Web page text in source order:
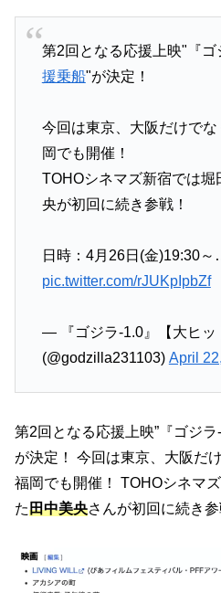
第2回となる応援上映"『ゴ
援乗船"が決定！
今回は東京、大阪だけで
岡でも開催！
TOHOシネマズ新宿では堀
央が初回に続き参戦！
日時：4月26日(金)19:30
pic.twitter.com/rJUKpIpbZf
— 『ゴジラ-1.0』【大ヒッ
(@godzilla231103) April
第2回となる応援上映”『ゴジ
が決定！ 今回は東京、大阪だ
福岡でも開催！ TOHOシネマ
た田中美央さんが初回に続き参